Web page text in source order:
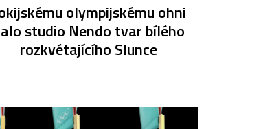
olympijskému ohni
studio Nendo tvar bílého
rozkvétajícího Slunce